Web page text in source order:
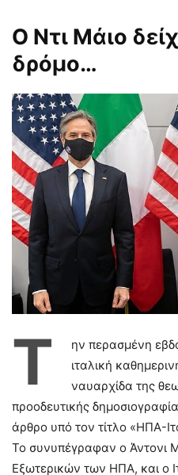
Ο Ντι Μάιο
δρόμο…
Τ
ην περασμένη
ιταλική
ναυαρχίδα της
προοδευτικής
άρθρο υπό τον τίτλο «ΗΠΑ-
Το συνυπέγραφαν ο Άντονι
Εξωτερικών των ΗΠΑ, και ο